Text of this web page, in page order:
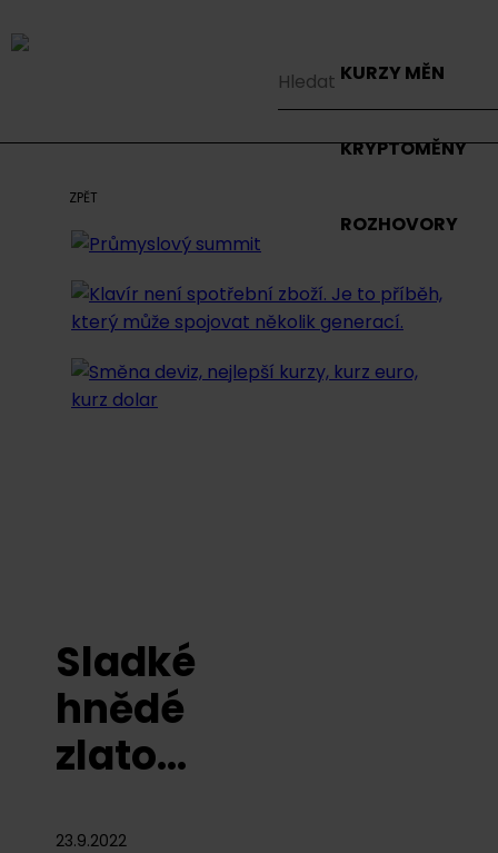
KURZY MĚN
KRYPTOMĚNY
ROZHOVORY
ZPĚT
Sladké
hnědé
zlato…
23.9.2022